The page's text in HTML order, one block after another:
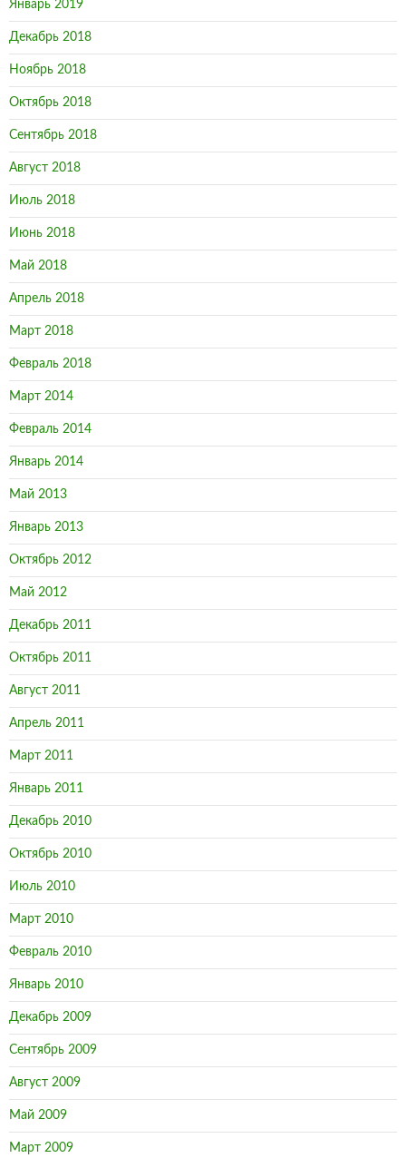
Январь 2019
Декабрь 2018
Ноябрь 2018
Октябрь 2018
Сентябрь 2018
Август 2018
Июль 2018
Июнь 2018
Май 2018
Апрель 2018
Март 2018
Февраль 2018
Март 2014
Февраль 2014
Январь 2014
Май 2013
Январь 2013
Октябрь 2012
Май 2012
Декабрь 2011
Октябрь 2011
Август 2011
Апрель 2011
Март 2011
Январь 2011
Декабрь 2010
Октябрь 2010
Июль 2010
Март 2010
Февраль 2010
Январь 2010
Декабрь 2009
Сентябрь 2009
Август 2009
Май 2009
Март 2009